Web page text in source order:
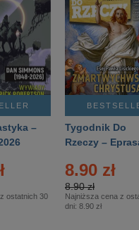
–
ostatnich 30
Tygodnik Do
Rzeczy –
8.90 zł
8.90 zł
Najniższa cena z
dni: 8.90 zł